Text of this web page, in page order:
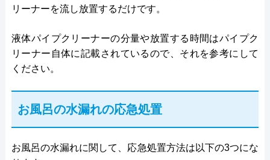
リーナーを流し放置するだけです。
液体パイプクリーナーの分量や放置する時間はパイプク
リーナー自体に記載されているので、それを参考にして
ください。
お風呂の水漏れの応急処置
お風呂の水漏れに関して、応急処置方法は以下の3つにな